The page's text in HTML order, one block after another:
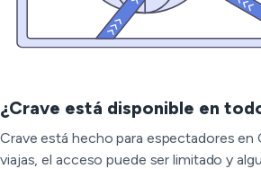
¿Crave está disponible en
Crave está hecho para espectadores en
viajas, el acceso puede ser limitado y